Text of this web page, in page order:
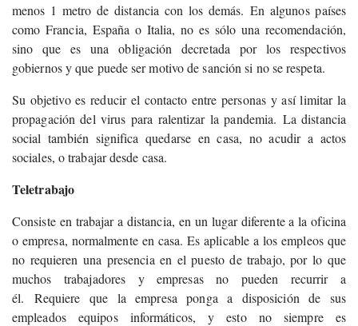
menos 1 metro de distancia con los demás. En algunos países
como Francia, España o Italia, no es sólo una recomendación,
sino que es una obligación decretada por los respectivos
gobiernos y que puede ser motivo de sanción si no se respeta.
Su objetivo es reducir el contacto entre personas y así limitar la
propagación del virus para ralentizar la pandemia. La distancia
social también significa quedarse en casa, no acudir a actos
sociales, o trabajar desde casa.
Teletrabajo
Consiste en trabajar a distancia, en un lugar diferente a la oficina
o empresa, normalmente en casa. Es aplicable a los empleos que
no requieren una presencia en el puesto de trabajo, por lo que
muchos trabajadores y empresas no pueden recurrir a
él. Requiere que la empresa ponga a disposición de sus
empleados equipos informáticos, y esto no siempre es